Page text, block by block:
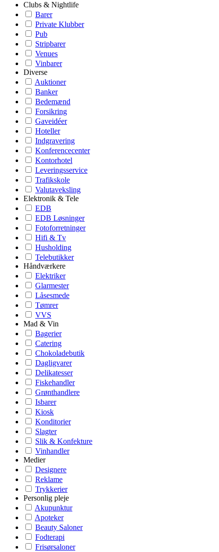
Clubs & Nightlife
Barer
Private Klubber
Pub
Stripbarer
Venues
Vinbarer
Diverse
Auktioner
Banker
Bedemænd
Forsikring
Gaveidéer
Hoteller
Indgravering
Konferencecenter
Kontorhotel
Leveringsservice
Trafikskole
Valutaveksling
Elektronik & Tele
EDB
EDB Løsninger
Fotoforretninger
Hifi & Tv
Husholding
Telebutikker
Håndværkere
Elektriker
Glarmester
Låsesmede
Tømrer
VVS
Mad & Vin
Bagerier
Catering
Chokoladebutik
Dagligvarer
Delikatesser
Fiskehandler
Grønthandlere
Isbarer
Kiosk
Konditorier
Slagter
Slik & Konfekture
Vinhandler
Medier
Designere
Reklame
Trykkerier
Personlig pleje
Akupunktur
Apoteker
Beauty Saloner
Fodterapi
Frisørsaloner